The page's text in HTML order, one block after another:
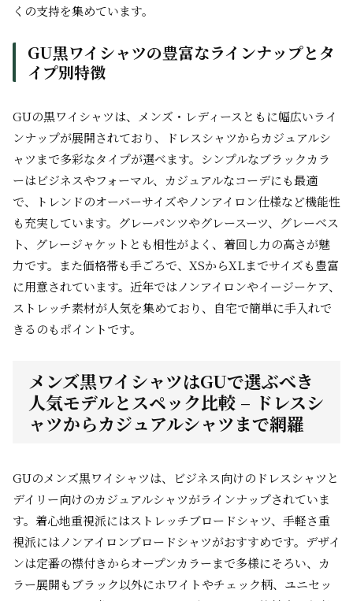
くの支持を集めています。
GU黒ワイシャツの豊富なラインナップとタ
イプ別特徴
GUの黒ワイシャツは、メンズ・レディースともに幅広いライ
ンナップが展開されており、ドレスシャツからカジュアルシ
ャツまで多彩なタイプが選べます。シンプルなブラックカラ
ーはビジネスやフォーマル、カジュアルなコーデにも最適
で、トレンドのオーバーサイズやノンアイロン仕様など機能性
も充実しています。グレーパンツやグレースーツ、グレーベス
ト、グレージャケットとも相性がよく、着回し力の高さが魅
力です。また価格帯も手ごろで、XSからXLまでサイズも豊富
に用意されています。近年ではノンアイロンやイージーケア、
ストレッチ素材が人気を集めており、自宅で簡単に手入れで
きるのもポイントです。
メンズ黒ワイシャツはGUで選ぶべき
人気モデルとスペック比較 – ドレスシ
ャツからカジュアルシャツまで網羅
GUのメンズ黒ワイシャツは、ビジネス向けのドレスシャツと
デイリー向けのカジュアルシャツがラインナップされていま
す。着心地重視派にはストレッチブロードシャツ、手軽さ重
視派にはノンアイロンブロードシャツがおすすめです。デザイ
ンは定番の襟付きからオープンカラーまで多様にそろい、カ
ラー展開もブラック以外にホワイトやチェック柄、ユニセッ